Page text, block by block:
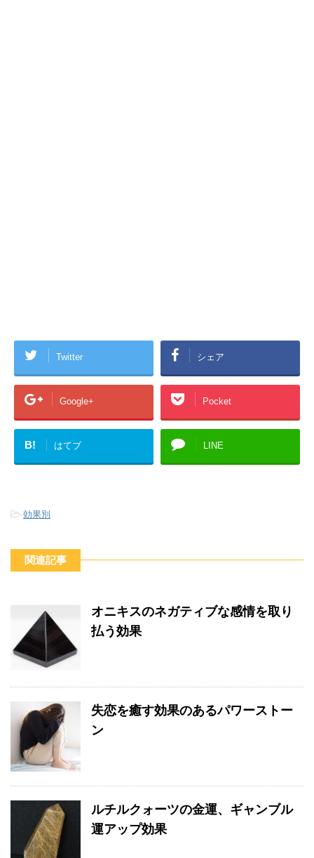
Twitter シェア
Google+ Pocket
B! はてブ LINE
-効果別
関連記事
オニキスのネガティブな感情を取り
払う効果
失恋を癒す効果のあるパワーストー
ン
ルチルクォーツの金運、ギャンブル
運アップ効果